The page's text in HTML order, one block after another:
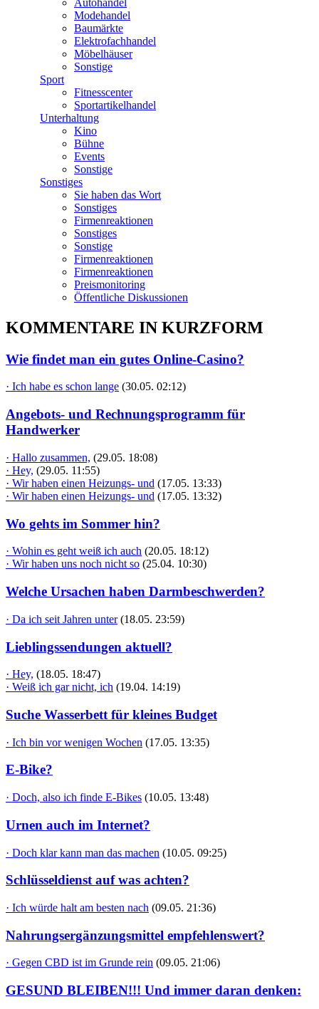
Autohandel
Modehandel
Baumärkte
Elektrofachhandel
Möbelhäuser
Sonstige
Sport
Fitnesscenter
Sportartikelhandel
Unterhaltung
Kino
Bühne
Events
Sonstige
Sonstiges
Sie haben das Wort
Sonstiges
Firmenreaktionen
Sonstiges
Sonstige
Firmenreaktionen
Firmenreaktionen
Preismonitoring
Öffentliche Diskussionen
KOMMENTARE IN KURZFORM
Wie findet man ein gutes Online-Casino?
· Ich habe es schon lange (30.05. 02:12)
Angebots- und Rechnungsprogramm für
Handwerker
· Hallo zusammen, (29.05. 18:08)
· Hey, (29.05. 11:55)
· Wir haben einen Heizungs- und (17.05. 13:33)
· Wir haben einen Heizungs- und (17.05. 13:32)
Wo gehts im Sommer hin?
· Wohin es geht weiß ich auch (20.05. 18:12)
· Wir haben uns noch nicht so (25.04. 10:30)
Welche Ursachen haben Darmbeschwerden?
· Da ich seit Jahren unter (18.05. 23:59)
Lieblingssendungen aktuell?
· Hey, (18.05. 18:47)
· Weiß ich gar nicht, ich (19.04. 14:19)
Suche Wasserbett für kleines Budget
· Ich bin vor wenigen Wochen (17.05. 13:35)
E-Bike?
· Doch, also ich finde E-Bikes (10.05. 13:48)
Urnen auch im Internet?
· Doch klar kann man das machen (10.05. 09:25)
Schlüsseldienst auf was achten?
· Ich würde halt am besten nach (09.05. 21:36)
Nahrungsergänzungsmittel empfehlenswert?
· Gegen CBD ist im Grunde rein (09.05. 21:06)
GESUND BLEIBEN!!! Und immer daran denken: